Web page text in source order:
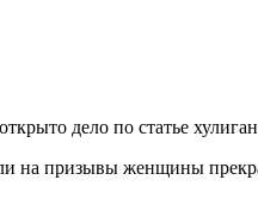
дело по статье
на призывы женщины